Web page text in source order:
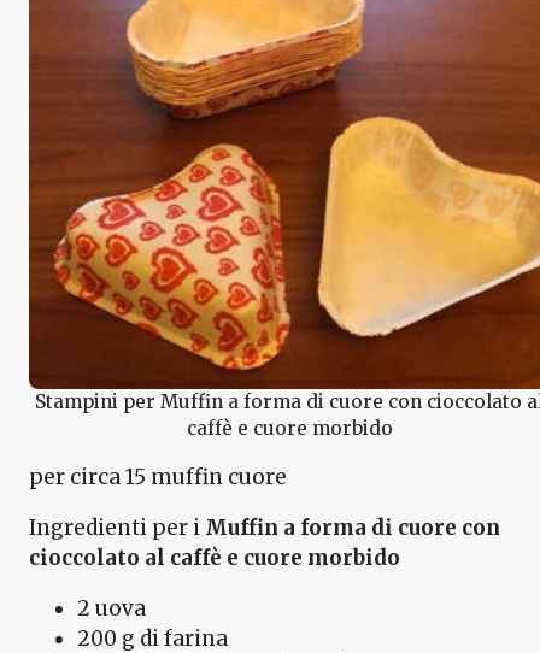
Stampini per Muffin a forma di cuore con cioccolato
caffè e cuore morbido
per circa 15 muffin cuore
Ingredienti per i Muffin a forma di cuore con
cioccolato al caffè e cuore morbido
2 uova
200 g di farina